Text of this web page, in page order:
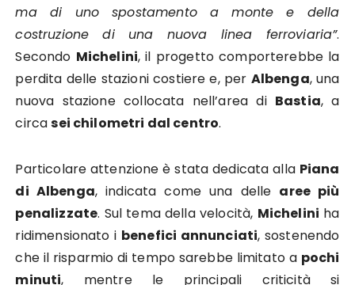
ma di uno spostamento a monte e della
costruzione di una nuova linea ferroviaria”.
Secondo Michelini, il progetto comporterebbe la
perdita delle stazioni costiere e, per Albenga, una
nuova stazione collocata nell’area di Bastia, a
circasei chilometri dal centro.
Particolare attenzione è stata dedicata alla Piana
di Albenga, indicata come una delle aree più
penalizzate. Sul tema della velocità, Michelini ha
ridimensionato i benefici annunciati, sostenendo
che il risparmio di tempo sarebbe limitato a pochi
minuti, mentre le principali criticità si